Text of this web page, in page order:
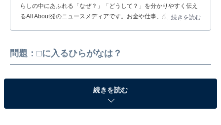
らしの中にあふれる「なぜ？」「どうして？」を分かりやすく伝え
るAll About発のニュースメディアです。お金や仕事、恋愛、ITに関
...続きを読む
問題：□に入るひらがなは？
続きを読む